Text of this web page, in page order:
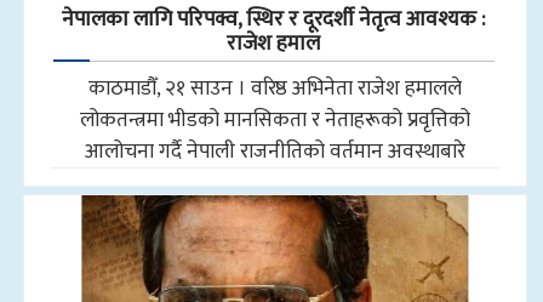
नेपालका लागि परिपक्व, स्थिर र दूरदर्शी नेतृत्व आवश्यक :
राजेश हमाल
काठमाडौँ, २१ साउन । वरिष्ठ अभिनेता राजेश हमालले
लोकतन्त्रमा भीडको मानसिकता र नेताहरूको प्रवृत्तिको
आलोचना गर्दै नेपाली राजनीतिको वर्तमान अवस्थाबारे